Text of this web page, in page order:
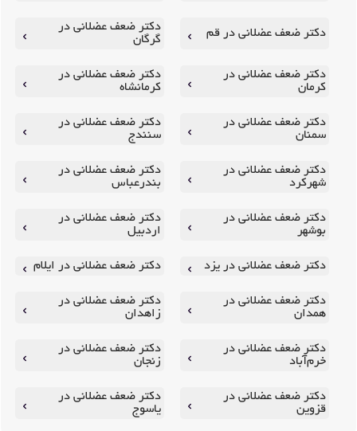
دکتر ضعف عضلانی در قم
دکتر ضعف عضلانی در
گرگان
دکتر ضعف عضلانی در
کرمان
دکتر ضعف عضلانی در
کرمانشاه
دکتر ضعف عضلانی در
سمنان
دکتر ضعف عضلانی در
سنندج
دکتر ضعف عضلانی در
شهرکرد
دکتر ضعف عضلانی در
بندرعباس
دکتر ضعف عضلانی در
بوشهر
دکتر ضعف عضلانی در
اردبیل
دکتر ضعف عضلانی در یزد دکتر ضعف عضلانی در ایلام
دکتر ضعف عضلانی در
همدان
دکتر ضعف عضلانی در
زاهدان
دکتر ضعف عضلانی در
خرم‌آباد
دکتر ضعف عضلانی در
زنجان
دکتر ضعف عضلانی در
قزوین
دکتر ضعف عضلانی در
یاسوج